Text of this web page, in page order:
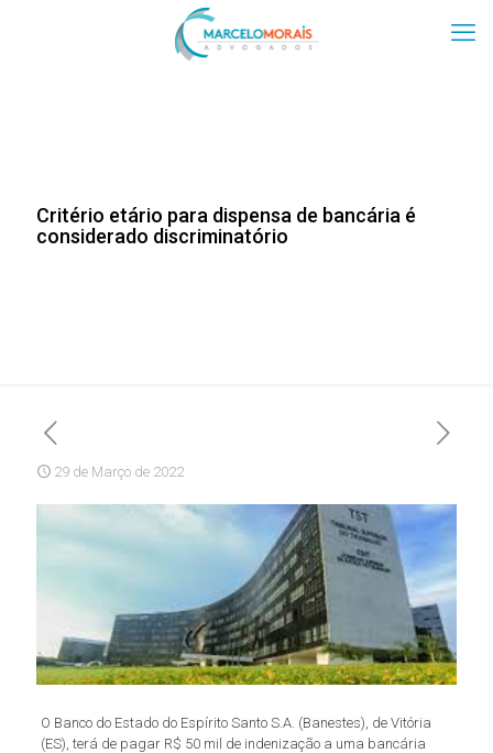
Critério etário para dispensa de bancária é
considerado discriminatório
29 de Março de 2022
O Banco do Estado do Espírito Santo S.A. (Banestes), de Vitória
(ES), terá de pagar R$ 50 mil de indenização a uma bancária